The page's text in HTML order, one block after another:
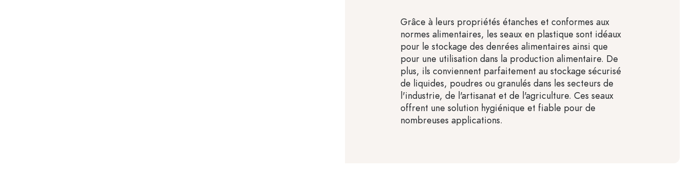
Grâce à leurs propriétés étanches et conformes aux
normes alimentaires, les seaux en plastique sont idéaux
pour le stockage des denrées alimentaires ainsi que
pour une utilisation dans la production alimentaire. De
plus, ils conviennent parfaitement au stockage sécurisé
de liquides, poudres ou granulés dans les secteurs de
l'industrie, de l'artisanat et de l'agriculture. Ces seaux
offrent une solution hygiénique et fiable pour de
nombreuses applications.